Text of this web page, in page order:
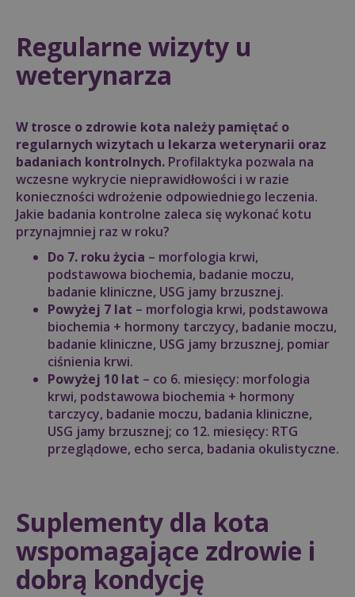
Regularne wizyty u
weterynarza
W trosce o zdrowie kota należy pamiętać o
regularnych wizytach u lekarza weterynarii oraz
badaniach kontrolnych. Profilaktyka pozwala na
wczesne wykrycie nieprawidłowości i w razie
konieczności wdrożenie odpowiedniego leczenia.
Jakie badania kontrolne zaleca się wykonać kotu
przynajmniej raz w roku?
Do 7. roku życia – morfologia krwi,
podstawowa biochemia, badanie moczu,
badanie kliniczne, USG jamy brzusznej.
Powyżej 7 lat – morfologia krwi, podstawowa
biochemia + hormony tarczycy, badanie moczu,
badanie kliniczne, USG jamy brzusznej, pomiar
ciśnienia krwi.
Powyżej 10 lat – co 6. miesięcy: morfologia
krwi, podstawowa biochemia + hormony
tarczycy, badanie moczu, badania kliniczne,
USG jamy brzusznej; co 12. miesięcy: RTG
przeglądowe, echo serca, badania okulistyczne.
Suplementy dla kota
wspomagające zdrowie i
dobrą kondycję